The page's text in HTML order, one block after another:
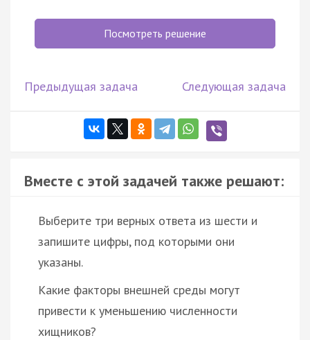
Посмотреть решение
Предыдущая задача Следующая задача
Вместе с этой задачей также решают:
Выберите три верных ответа из шести и
запишите цифры, под которыми они
указаны.
Какие факторы внешней среды могут
привести к уменьшению численности
хищников?